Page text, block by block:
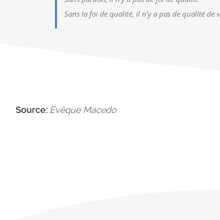
Sans la foi de qualité, il n’y a pas de qualité de
Source: Évêque Macedo